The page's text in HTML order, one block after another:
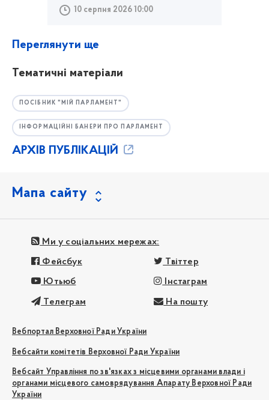
10 серпня 2026 10:00
Переглянути ще
Тематичні матеріали
ПОСІБНИК "МІЙ ПАРЛАМЕНТ"
ІНФОРМАЦІЙНІ БАНЕРИ ПРО ПАРЛАМЕНТ
АРХІВ ПУБЛІКАЦІЙ
Мапа сайту
Ми у соціальних мережах:
Фейсбук Твіттер
Ютьюб Інстаграм
Телеграм На пошту
Вебпортал Верховної Ради України
Вебсайти комітетів Верховної Ради України
Вебсайт Управління по зв'язках з місцевими органами влади і
органами місцевого самоврядування Апарату Верховної Ради
України